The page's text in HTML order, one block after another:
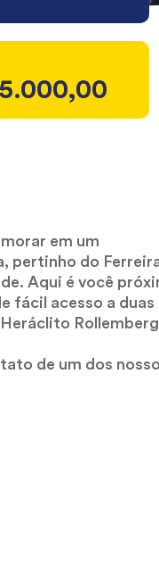
em um
pertinho do
Aqui é você
fácil acesso a duas
Heráclito
de um dos